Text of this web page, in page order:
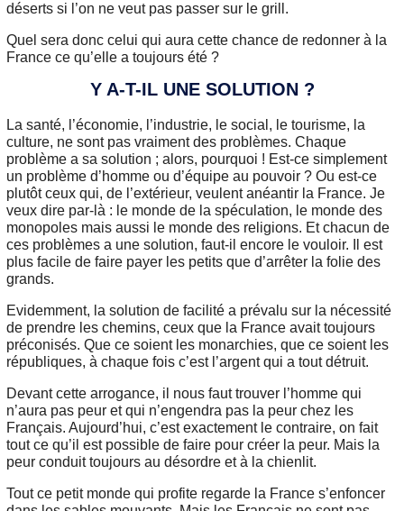
déserts si l’on ne veut pas passer sur le grill.
Quel sera donc celui qui aura cette chance de redonner à la
France ce qu’elle a toujours été ?
Y A-T-IL UNE SOLUTION ?
La santé, l’économie, l’industrie, le social, le tourisme, la
culture, ne sont pas vraiment des problèmes. Chaque
problème a sa solution ; alors, pourquoi ! Est-ce simplement
un problème d’homme ou d’équipe au pouvoir ? Ou est-ce
plutôt ceux qui, de l’extérieur, veulent anéantir la France. Je
veux dire par-là : le monde de la spéculation, le monde des
monopoles mais aussi le monde des religions. Et chacun de
ces problèmes a une solution, faut-il encore le vouloir. Il est
plus facile de faire payer les petits que d’arrêter la folie des
grands.
Evidemment, la solution de facilité a prévalu sur la nécessité
de prendre les chemins, ceux que la France avait toujours
préconisés. Que ce soient les monarchies, que ce soient les
républiques, à chaque fois c’est l’argent qui a tout détruit.
Devant cette arrogance, il nous faut trouver l’homme qui
n’aura pas peur et qui n’engendra pas la peur chez les
Français. Aujourd’hui, c’est exactement le contraire, on fait
tout ce qu’il est possible de faire pour créer la peur. Mais la
peur conduit toujours au désordre et à la chienlit.
Tout ce petit monde qui profite regarde la France s’enfoncer